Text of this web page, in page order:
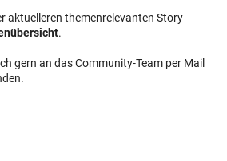
aktuelleren themenrelevanten Story
.
gern an das Community-Team per Mail